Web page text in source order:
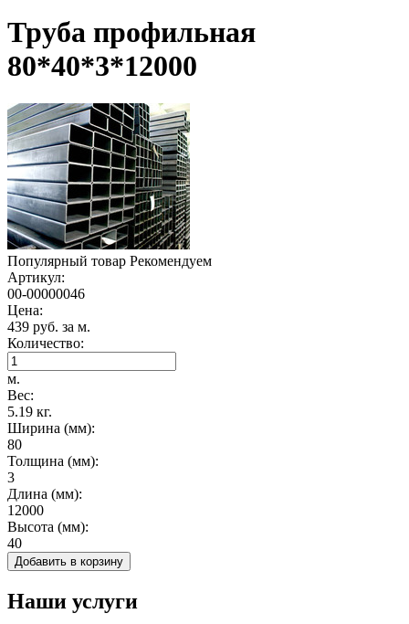
Труба профильная
80*40*3*12000
Популярный товар Рекомендуем
Артикул:
00-00000046
Цена:
439 руб. за м.
Количество:
м.
Вес:
5.19 кг.
Ширина (мм):
80
Толщина (мм):
3
Длина (мм):
12000
Высота (мм):
40
Добавить в корзину
Наши услуги